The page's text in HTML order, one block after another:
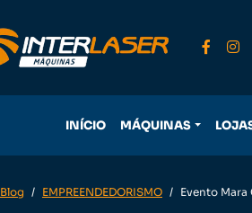
INÍCIO MÁQUINAS
Blog EMPREENDEDORISMO Evento